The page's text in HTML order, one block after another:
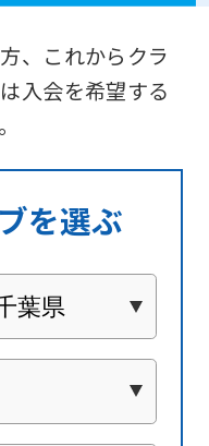
、これからクラ
入会を希望する
を選ぶ